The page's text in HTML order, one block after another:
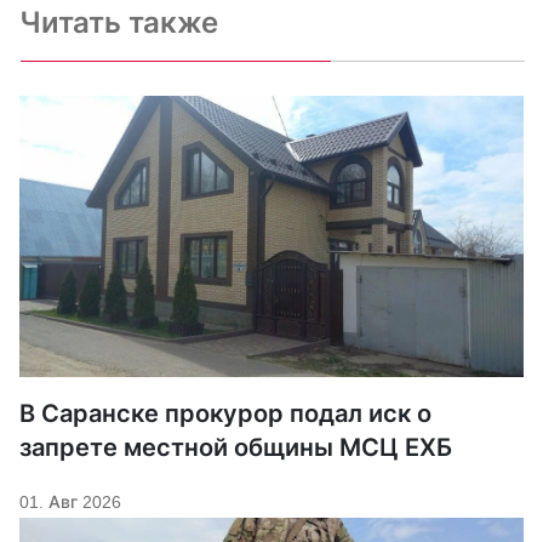
Читать также
В Саранске прокурор подал иск о
запрете местной общины МСЦ ЕХБ
01. Авг 2026